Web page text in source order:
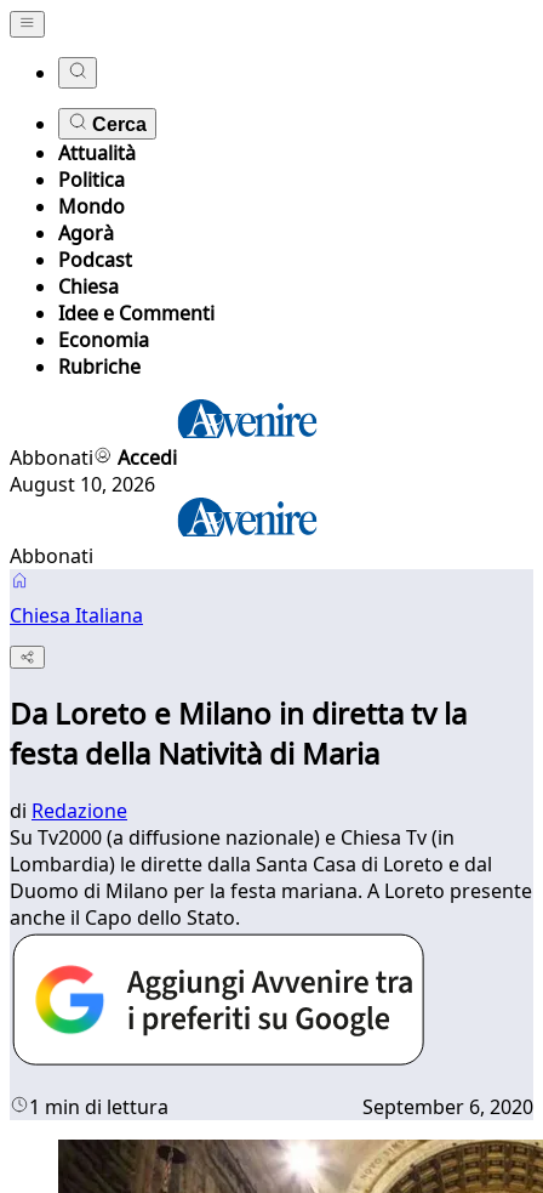
Cerca
Attualità
Politica
Mondo
Agorà
Podcast
Chiesa
Idee e Commenti
Economia
Rubriche
Abbonati
Accedi
August 10, 2026
Abbonati
Chiesa Italiana
Da Loreto e Milano in diretta tv la
festa della Natività di Maria
di Redazione
Su Tv2000 (a diffusione nazionale) e Chiesa Tv (in
Lombardia) le dirette dalla Santa Casa di Loreto e dal
Duomo di Milano per la festa mariana. A Loreto presente
anche il Capo dello Stato.
1 min di lettura September 6, 2020